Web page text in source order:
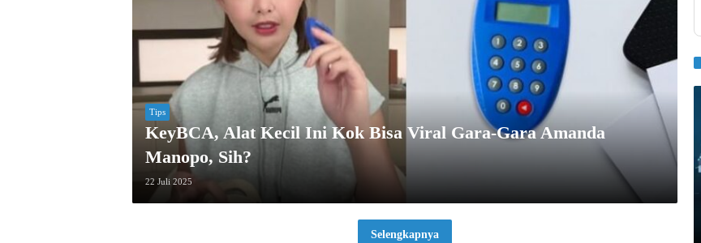
Tips
KeyBCA, Alat Kecil Ini Kok Bisa Viral Gara-Gara Amanda
Manopo, Sih?
22 Juli 2025
Selengkapnya